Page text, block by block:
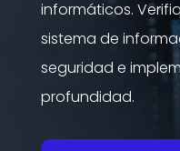
informáticos.
sistema de
seguridad e
profundidad.